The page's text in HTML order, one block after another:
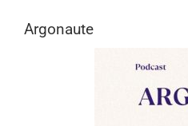
Argonaute